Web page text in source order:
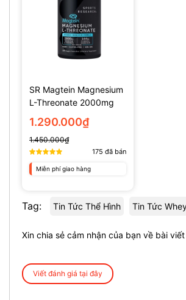
SR Magtein Magnesium
L-Threonate 2000mg
(135 Viên)
1.290.000₫
1.450.000₫
175 đã bán
Miễn phí giao hàng
Tag: Tin Tức Thể Hình Tin Tức
Xin chia sẻ cảm nhận của bạn về bài viết
Viết đánh giá tại đây